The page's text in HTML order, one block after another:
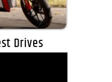
Drives